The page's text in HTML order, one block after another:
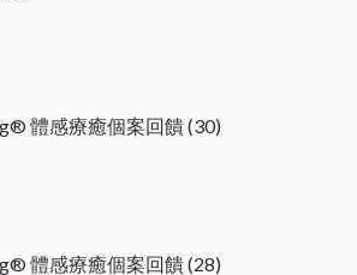
體感療癒個案回饋 (30)
體感療癒個案回饋 (28)